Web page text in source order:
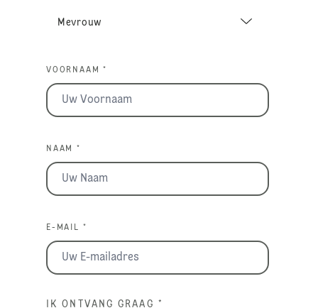
VOORNAAM *
NAAM *
E-MAIL *
IK ONTVANG GRAAG *